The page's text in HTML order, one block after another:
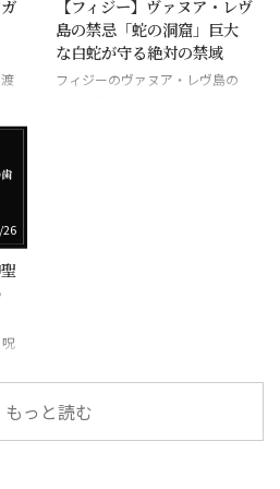
【フィジー】ヴァヌア・レヴ
島の禁忌「蛇の洞窟」巨大
な白蛇が守る絶対の禁域
フィジーのヴァヌア・レヴ島の
もっと読む